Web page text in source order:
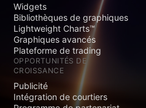
Widgets
Bibliothèques de graphiques
Lightweight Charts™
Graphiques avancés
Plateforme de trading
OPPORTUNITÉS DE
CROISSANCE
Publicité
Intégration de courtiers